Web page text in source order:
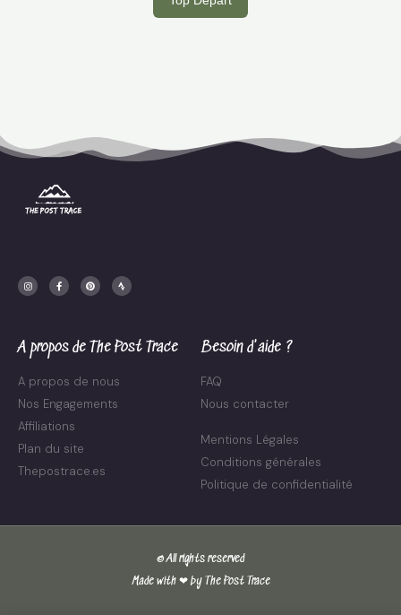
s
t
a
c
e
b
f
n
t
e
r
a
v
A propos de The Post Trace
A propos de nous
Nos Engagements
Affiliations
Plan du site
Thepostrace.es
Besoin d'aide ?
FAQ
Nous contacter
Mentions Légales
Conditions générales
Politique de confidentialité
© All rights reserved
Made with ❤ by The Post Trace